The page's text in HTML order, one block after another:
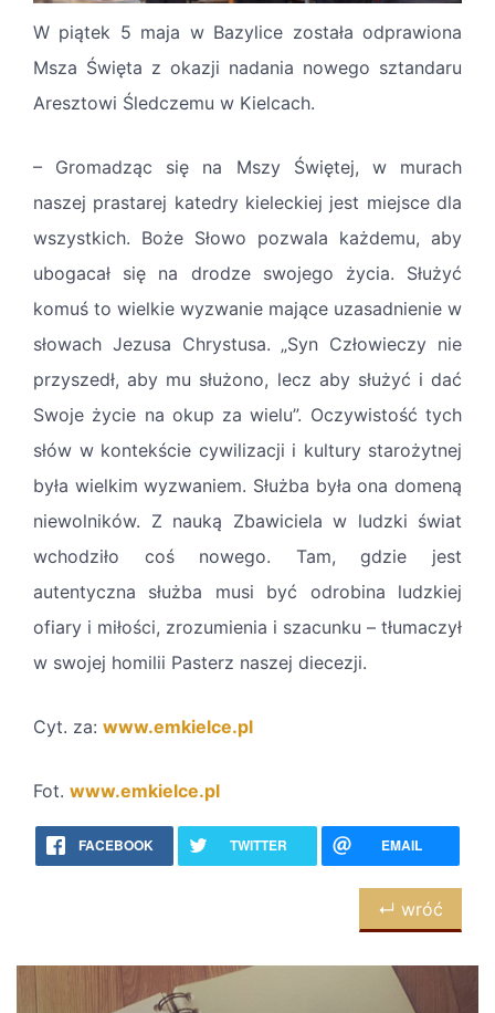
W piątek 5 maja w Bazylice została odprawiona
Msza Święta z okazji nadania nowego sztandaru
Aresztowi Śledczemu w Kielcach.
– Gromadząc się na Mszy Świętej, w murach
naszej prastarej katedry kieleckiej jest miejsce dla
wszystkich. Boże Słowo pozwala każdemu, aby
ubogacał się na drodze swojego życia. Służyć
komuś to wielkie wyzwanie mające uzasadnienie w
słowach Jezusa Chrystusa. „Syn Człowieczy nie
przyszedł, aby mu służono, lecz aby służyć i dać
Swoje życie na okup za wielu”. Oczywistość tych
słów w kontekście cywilizacji i kultury starożytnej
była wielkim wyzwaniem. Służba była ona domeną
niewolników. Z nauką Zbawiciela w ludzki świat
wchodziło coś nowego. Tam, gdzie jest
autentyczna służba musi być odrobina ludzkiej
ofiary i miłości, zrozumienia i szacunku – tłumaczył
w swojej homilii Pasterz naszej diecezji.
Cyt. za: www.emkielce.pl
Fot. www.emkielce.pl
FACEBOOK TWITTER EMAIL
↵ wróć